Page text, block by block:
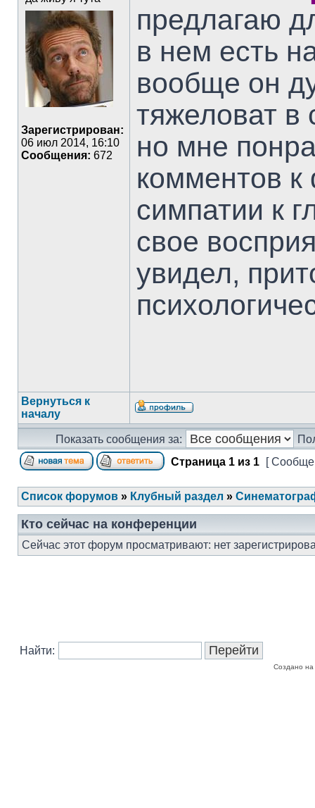
Зарегистрирован:
06 июл 2014, 16:10
Сообщения: 672
предлагаю
в нем есть
вообще он
тяжеловат в
но мне
комментов
симпатии к
свое
увидел,
Вернуться к
началу
Показать сообщения за:
Страница 1 из 1 [
Список форумов » Клубный раздел »
Кто сейчас на конференции
Сейчас этот форум просматривают: нет
Найти:
Создано